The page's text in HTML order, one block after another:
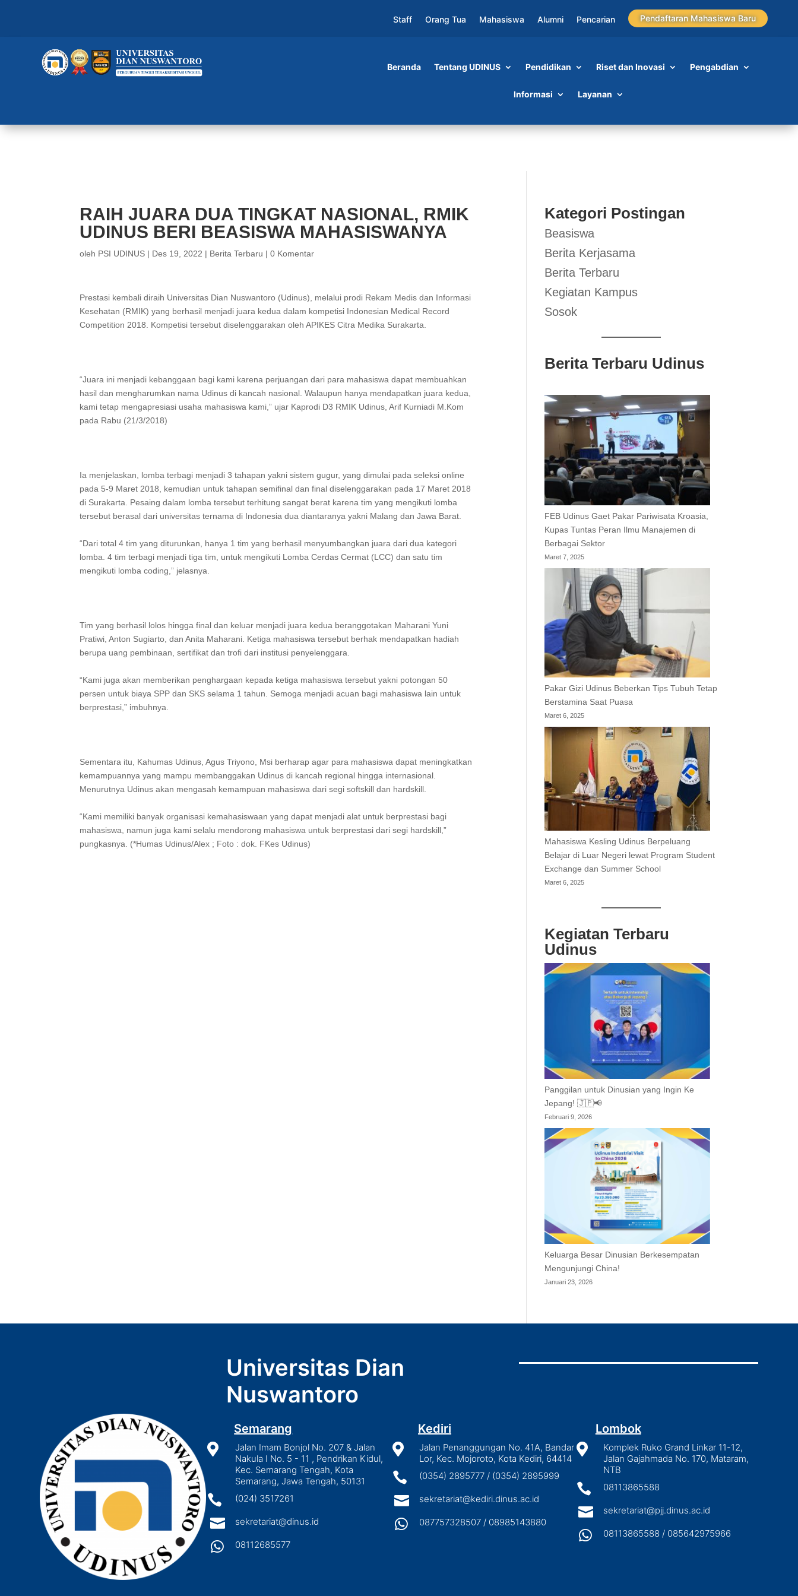
Staff Orang Tua Mahasiswa Alumni Pencarian Pendaftaran Mahasiswa Baru
Beranda Tentang UDINUS Pendidikan Riset dan Inovasi Pengabdian
Informasi Layanan
RAIH JUARA DUA TINGKAT NASIONAL, RMIK
UDINUS BERI BEASISWA MAHASISWANYA
oleh PSI UDINUS | Des 19, 2022 | Berita Terbaru |0 Komentar
Prestasi kembali diraih Universitas Dian Nuswantoro (Udinus), melalui prodi Rekam Medis dan Informasi
Kesehatan (RMIK) yang berhasil menjadi juara kedua dalam kompetisi Indonesian Medical Record
Competition 2018. Kompetisi tersebut diselenggarakan oleh APIKES Citra Medika Surakarta.
“Juara ini menjadi kebanggaan bagi kami karena perjuangan dari para mahasiswa dapat membuahkan
hasil dan mengharumkan nama Udinus di kancah nasional. Walaupun hanya mendapatkan juara kedua,
kami tetap mengapresiasi usaha mahasiswa kami,” ujar Kaprodi D3 RMIK Udinus, Arif Kurniadi M.Kom
pada Rabu (21/3/2018)
Ia menjelaskan, lomba terbagi menjadi 3 tahapan yakni sistem gugur, yang dimulai pada seleksi online
pada 5-9 Maret 2018, kemudian untuk tahapan semifinal dan final diselenggarakan pada 17 Maret 2018
di Surakarta. Pesaing dalam lomba tersebut terhitung sangat berat karena tim yang mengikuti lomba
tersebut berasal dari universitas ternama di Indonesia dua diantaranya yakni Malang dan Jawa Barat.
“Dari total 4 tim yang diturunkan, hanya 1 tim yang berhasil menyumbangkan juara dari dua kategori
lomba. 4 tim terbagi menjadi tiga tim, untuk mengikuti Lomba Cerdas Cermat (LCC) dan satu tim
mengikuti lomba coding,” jelasnya.
Tim yang berhasil lolos hingga final dan keluar menjadi juara kedua beranggotakan Maharani Yuni
Pratiwi, Anton Sugiarto, dan Anita Maharani. Ketiga mahasiswa tersebut berhak mendapatkan hadiah
berupa uang pembinaan, sertifikat dan trofi dari institusi penyelenggara.
“Kami juga akan memberikan penghargaan kepada ketiga mahasiswa tersebut yakni potongan 50
persen untuk biaya SPP dan SKS selama 1 tahun. Semoga menjadi acuan bagi mahasiswa lain untuk
berprestasi,” imbuhnya.
Sementara itu, Kahumas Udinus, Agus Triyono, Msi berharap agar para mahasiswa dapat meningkatkan
kemampuannya yang mampu membanggakan Udinus di kancah regional hingga internasional.
Menurutnya Udinus akan mengasah kemampuan mahasiswa dari segi softskill dan hardskill.
“Kami memiliki banyak organisasi kemahasiswaan yang dapat menjadi alat untuk berprestasi bagi
mahasiswa, namun juga kami selalu mendorong mahasiswa untuk berprestasi dari segi hardskill,”
pungkasnya. (*Humas Udinus/Alex ; Foto : dok. FKes Udinus)
Kategori Postingan
Beasiswa
Berita Kerjasama
Berita Terbaru
Kegiatan Kampus
Sosok
Berita Terbaru Udinus
FEB Udinus Gaet Pakar Pariwisata Kroasia,
Kupas Tuntas Peran Ilmu Manajemen di
Berbagai Sektor
Maret 7, 2025
Pakar Gizi Udinus Beberkan Tips Tubuh Tetap
Berstamina Saat Puasa
Maret 6, 2025
Mahasiswa Kesling Udinus Berpeluang
Belajar di Luar Negeri lewat Program Student
Exchange dan Summer School
Maret 6, 2025
Kegiatan Terbaru
Udinus
Panggilan untuk Dinusian yang Ingin Ke
Jepang! 🇯🇵📢
Februari 9, 2026
Keluarga Besar Dinusian Berkesempatan
Mengunjungi China!
Januari 23, 2026
Universitas Dian
Nuswantoro
Semarang

Jalan Imam Bonjol No. 207 & Jalan
Nakula I No. 5 - 11 , Pendrikan Kidul,
Kec. Semarang Tengah, Kota
Semarang, Jawa Tengah, 50131
 (024) 3517261
 sekretariat@dinus.id
 08112685577
Kediri

Jalan Penanggungan No. 41A, Bandar
Lor, Kec. Mojoroto, Kota Kediri, 64414
 (0354) 2895777 / (0354) 2895999
 sekretariat@kediri.dinus.ac.id
 087757328507 / 08985143880
Lombok

Komplek Ruko Grand Linkar 11-12,
Jalan Gajahmada No. 170, Mataram,
NTB
 08113865588
 sekretariat@pjj.dinus.ac.id
 08113865588 / 085642975966